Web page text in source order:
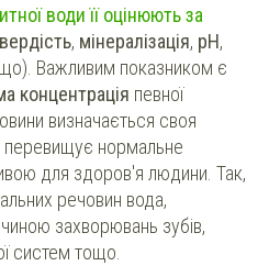
води її оцінюють за
, мінералізація, рН,
Важливим показником є
концентрація певної
визначається своя
перевищує нормальне
для здоров'я людини. Так,
речовин вода,
захворювань зубів,
систем тощо.